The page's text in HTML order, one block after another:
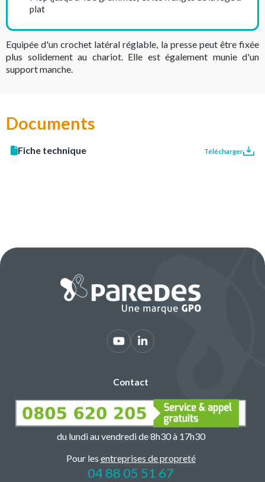
plat
Equipée d'un crochet latéral réglable, la presse peut être fixée
plus solidement au chariot. Elle est également munie d'un
support manche.
Documents
Fiche technique Télécharger
Contact
du lundi au vendredi de 8h30 à 17h30
Pour les entreprises de propreté
04 88 05 51 67